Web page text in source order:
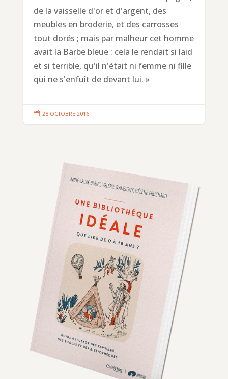
de la vaisselle d'or et d'argent, des
meubles en broderie, et des carrosses
tout dorés ; mais par malheur cet homme
avait la Barbe bleue : cela le rendait si laid
et si terrible, qu'il n'était ni femme ni fille
qui ne s'enfuît de devant lui. »
 28 OCTOBRE 2016